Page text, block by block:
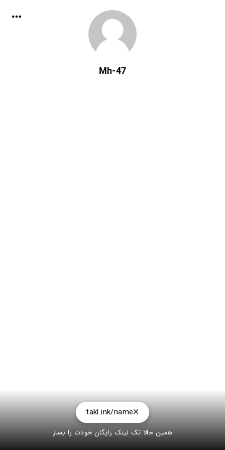
Mh-47
takl.ink/name
همین حالا تک لینک رایگان خودت را بساز